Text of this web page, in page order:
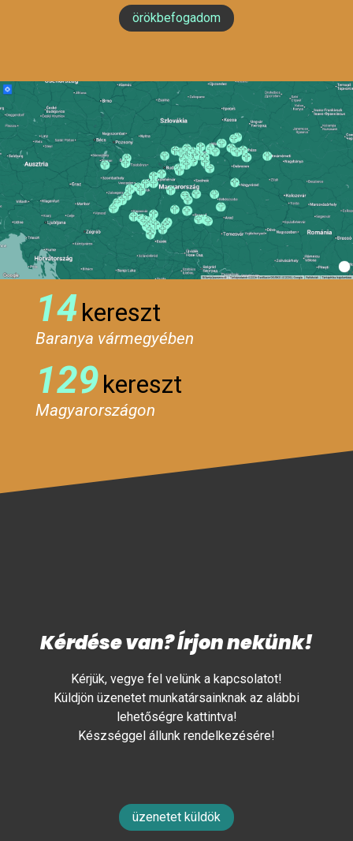
örökbefogadom
14kereszt
Baranya vármegyében
129kereszt
Magyarországon
Kérdése van? Írjon nekünk!
Kérjük, vegye fel velünk a kapcsolatot!
Küldjön üzenetet munkatársainknak az alábbi
lehetőségre kattintva!
Készséggel állunk rendelkezésére!
üzenetet küldök